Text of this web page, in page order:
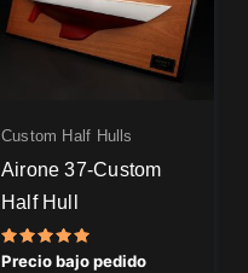
Custom Half Hulls
Airone 37-Custom
Half Hull
Valorado
Precio bajo pedido